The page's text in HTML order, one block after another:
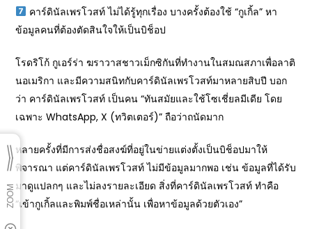
คาร์ดินัลเพรโวสท์ ไม่ได้รู้ทุกเรื่อง บางครั้งต้องใช้ “กูเกิ้ล” หา
ข้อมูลคนที่ต้องตัดสินใจให้เป็นบิช็อป
โรดริโก้ กูเอร์ร่า ฆราวาสชาวเม็กซิกันที่ทำงานในสมณสภาเพื่อลาติ
นอเมริกา และมีความสนิทกับคาร์ดินัลเพรโวสท์มาหลายสิบปี บอก
ว่า คาร์ดินัลเพรโวสท์ เป็นคน “ทันสมัยและใช้โซเชี่ยลมีเดีย โดย
เฉพาะ WhatsApp, X (ทวิตเตอร์)” ถือว่าถนัดมาก
หลายครั้งที่มีการส่งชื่อสงฆ์ที่อยู่ในข่ายแต่งตั้งเป็นบิช็อปมาให้
พิจารณา แต่คาร์ดินัลเพรโวสท์ ไม่มีข้อมูลมากพอ เช่น ข้อมูลที่ได้รับ
มาดูแปลกๆ และไม่ลงรายละเอียด สิ่งที่คาร์ดินัลเพรโวสท์ ทำคือ
“เข้ากูเกิ้ลและพิมพ์ชื่อเหล่านั้น เพื่อหาข้อมูลด้วยตัวเอง”